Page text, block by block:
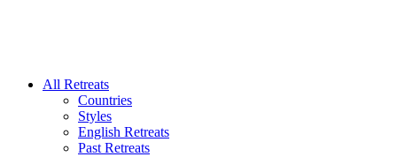
All Retreats
Countries
Styles
English Retreats
Past Retreats